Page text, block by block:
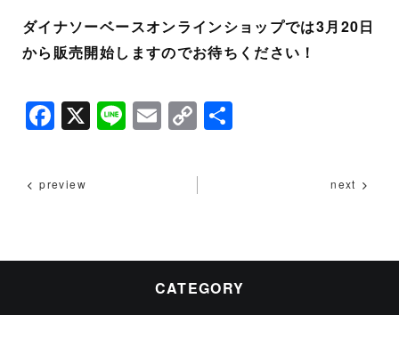
ダイナソーベースオンラインショップでは3月20日
から販売開始しますのでお待ちください！
F
c
e
o
k
X Li E C
p
y
n
k
preview next
CATEGORY